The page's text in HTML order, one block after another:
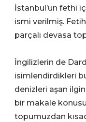
İstanbul’un fethi
ismi verilmiş.
parçalı devasa
İngilizlerin de
isimlendirdikleri bu
denizleri aşan
bir makale
topumuzdan